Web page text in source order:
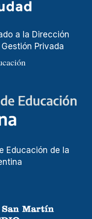
a la Dirección
Privada
Educación de la